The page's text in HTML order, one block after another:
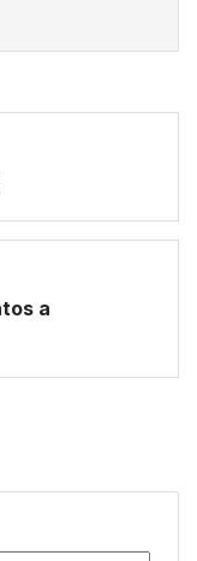
a